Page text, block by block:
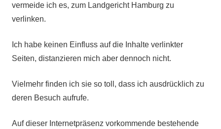
vermeide ich es, zum Landgericht Hamburg zu
verlinken.
Ich habe keinen Einfluss auf die Inhalte verlinkter
Seiten, distanzieren mich aber dennoch nicht.
Vielmehr finden ich sie so toll, dass ich ausdrücklich zu
deren Besuch aufrufe.
Auf dieser Internetpräsenz vorkommende bestehende